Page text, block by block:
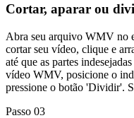
Cortar, aparar ou
Abra seu arquivo WMV no
cortar seu vídeo, clique e
até que as partes
vídeo WMV, posicione o
pressione o botão 'Dividir'.
Passo 03